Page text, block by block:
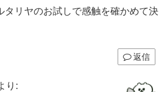
タリヤのお試しで感触を確かめて決
返信
り: